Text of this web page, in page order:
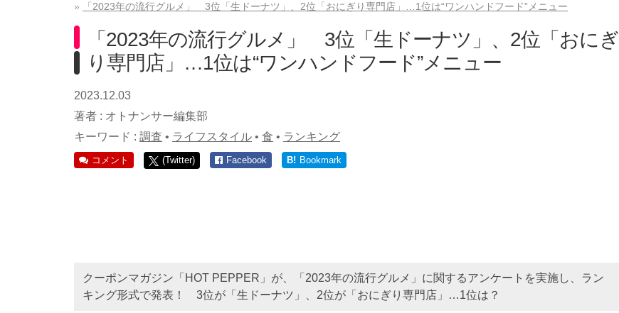
「2023年の流行グルメ」 3位「生ドーナツ」、2位「おにぎり専門店」…1位は“ワンハンドフード”メニュー
「2023年の流行グルメ」 3位「生ドーナツ」、2位「おにぎ
り専門店」…1位は“ワンハンドフード”メニュー
2023.12.03
著者 : オトナンサー編集部
キーワード : 調査 • ライフスタイル • 食 • ランキング
コメント (Twitter) Facebook B! Bookmark
クーポンマガジン「HOT PEPPER」が、「2023年の流行グルメ」に関するアンケートを実施し、ラン
キング形式で発表！ 3位が「生ドーナツ」、2位が「おにぎり専門店」…1位は？